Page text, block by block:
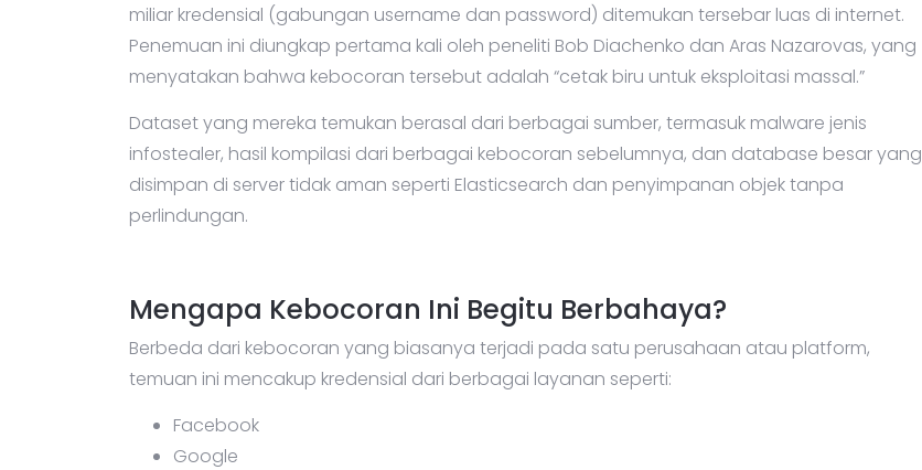
miliar kredensial (gabungan username dan password) ditemukan tersebar luas di internet.
Penemuan ini diungkap pertama kali oleh peneliti Bob Diachenko dan Aras Nazarovas, yang
menyatakan bahwa kebocoran tersebut adalah “cetak biru untuk eksploitasi massal.”
Dataset yang mereka temukan berasal dari berbagai sumber, termasuk malware jenis
infostealer, hasil kompilasi dari berbagai kebocoran sebelumnya, dan database besar yang
disimpan di server tidak aman seperti Elasticsearch dan penyimpanan objek tanpa
perlindungan.
Mengapa Kebocoran Ini Begitu Berbahaya?
Berbeda dari kebocoran yang biasanya terjadi pada satu perusahaan atau platform,
temuan ini mencakup kredensial dari berbagai layanan seperti:
Facebook
Google